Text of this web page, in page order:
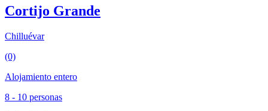
Cortijo Grande
Chilluévar
(0)
Alojamiento entero
8 - 10 personas